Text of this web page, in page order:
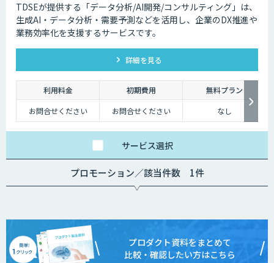
TDSEが提供する「データ分析/AI開発/コンサルティング」は、
生成AI・データ分析・需要予測などを活用し、企業のDX推進や
業務効率化を支援するサービスです。
詳細を見る
利用料金 初期費用
無料プラン
お問合せください
お問合せください なし
サービス選択
プロモーション／該当件数 1件
プロダクト資料をまとめて
比較・確認したい方はこちら